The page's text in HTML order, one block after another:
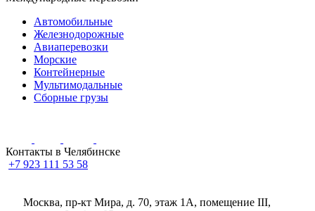
Автомобильные
Железнодорожные
Авиаперевозки
Морские
Контейнерные
Мультимодальные
Сборные грузы
Контакты в Челябинске
+7 923 111 53 58
Москва, пр-кт Мира, д. 70, этаж 1А, помещение III,